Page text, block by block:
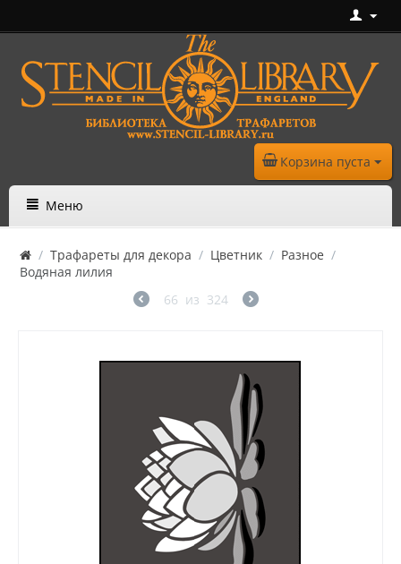
Корзина пуста
Меню
/ Трафареты для декора / Цветник / Разное /
Водяная лилия
66 из 324